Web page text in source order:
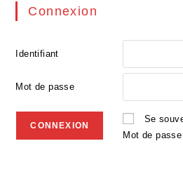
Connexion
Identifiant
Mot de passe
Se
Mot de